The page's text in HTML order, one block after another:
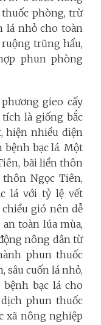
phòng, trừ
lá nhỏ cho toàn
trũng hẩu,
phun phòng
gieo cấy
tích là giống bắc
hiện nhiều diện
bạc lá. Một
bãi liền thôn
Ngọc Tiên,
lá với tỷ lệ vết
gió nên dễ
toàn lúa mùa,
nông dân từ
phun thuốc
sâu cuốn lá nhỏ,
bạc lá cho
phun thuốc
xã nông nghiệp